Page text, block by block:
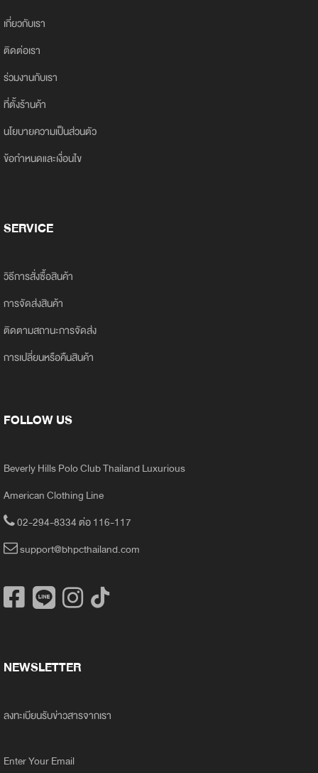
เกี่ยวกับเรา
ติดต่อเรา
ร่วมงานกับเรา
ที่ตั้งร้านค้า
นโยบายความเป็นส่วนตัว
ข้อกำหนดและเงื่อนไข
SERVICE
วิธีการสั่งซื้อสินค้า
การจัดส่งสินค้า
ติดตามสถานะการจัดส่ง
การเปลี่ยนหรือคืนสินค้า
FOLLOW US
Beverly Hills Polo Club Thailand Luxurious
American Clothing Line
02-294-8334 ต่อ 116-117
support@bhpcthailand.com
NEWSLETTER
ลงทะเบียนรับข่าวสารจากเรา